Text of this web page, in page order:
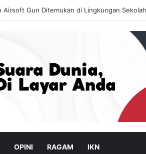
BGN Turun Tangan untuk Bersih-Bersih Data
OPINI RAGAM IKN